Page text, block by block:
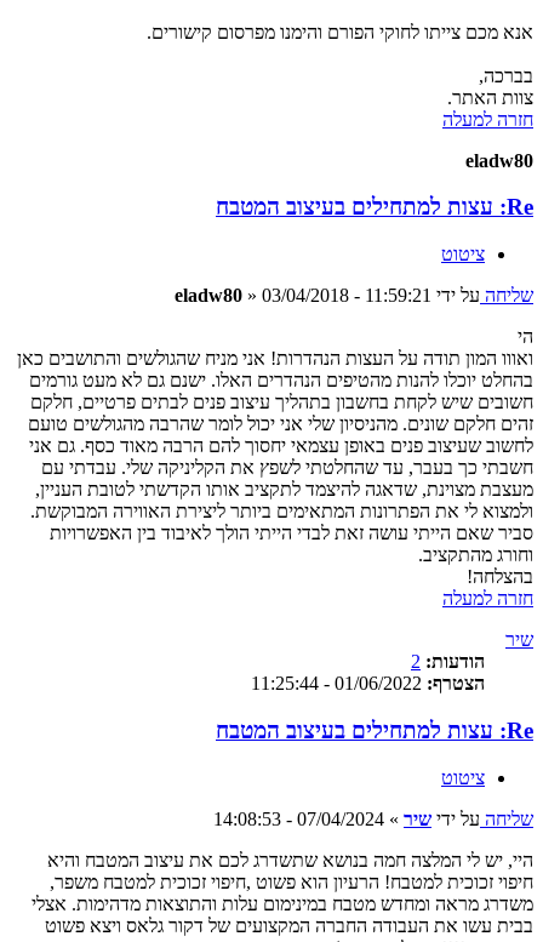
אנא מכם צייתו לחוקי הפורם והימנו מפרסום קישורים.
בברכה,
צוות האתר.
חזרה למעלה
eladw80
Re: עצות למתחילים בעיצוב המטבח
ציטוט
שליחה על ידי eladw80 » 03/04/2018 - 11:59:21
הי
ואווו המון תודה על העצות הנהדרות! אני מניח שהגולשים והתושבים כאן
בהחלט יוכלו להנות מהטיפים הנהדרים האלו. ישנם גם לא מעט גורמים
חשובים שיש לקחת בחשבון בתהליך עיצוב פנים לבתים פרטיים, חלקם
זהים חלקם שונים. מהניסיון שלי אני יכול לומר שהרבה מהגולשים טועם
לחשוב שעיצוב פנים באופן עצמאי יחסוך להם הרבה מאוד כסף. גם אני
חשבתי כך בעבר, עד שהחלטתי לשפץ את הקליניקה שלי. עבדתי עם
מעצבת מצוינת, שדאגה להיצמד לתקציב אותו הקדשתי לטובת העניין,
ולמצוא לי את הפתרונות המתאימים ביותר ליצירת האווירה המבוקשת.
סביר שאם הייתי עושה זאת לבדי הייתי הולך לאיבוד בין האפשרויות
וחורג מהתקציב.
בהצלחה!
חזרה למעלה
שיר
הודעות: 2
הצטרף:
Re: עצות למתחילים בעיצוב המטבח
ציטוט
שליחה על ידי שיר »
07/04/2024 - 14:08:53
היי, יש לי המלצה חמה בנושא שתשדרג לכם את עיצוב המטבח והיא
חיפוי זכוכית למטבח! הרעיון הוא פשוט ,חיפוי זכוכית למטבח משפר,
משדרג מראה ומחדש מטבח במינימום עלות והתוצאות מדהימות. אצלי
בבית עשו את העבודה החברה המקצועים של דקור גלאס ויצא פשוט